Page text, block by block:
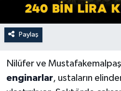
Paylaş
Nilüfer ve
enginarlar, ustaların